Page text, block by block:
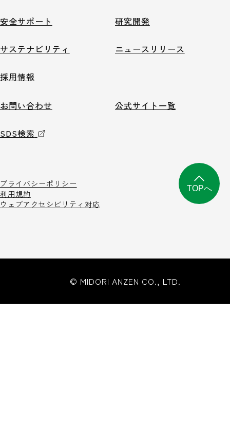
安全サポート 研究開発
サステナビリティ ニュースリリース
採用情報
お問い合わせ 公式サイト一覧
SDS検索
プライバシーポリシー
利用規約
ウェブアクセシビリティ対応
© MIDORI ANZEN CO., LTD.
TOPへ